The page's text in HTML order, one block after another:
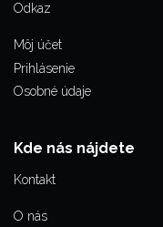
Odkaz
Môj účet
Prihlásenie
Osobné údaje
Kde nás nájdete
Kontakt
O nás